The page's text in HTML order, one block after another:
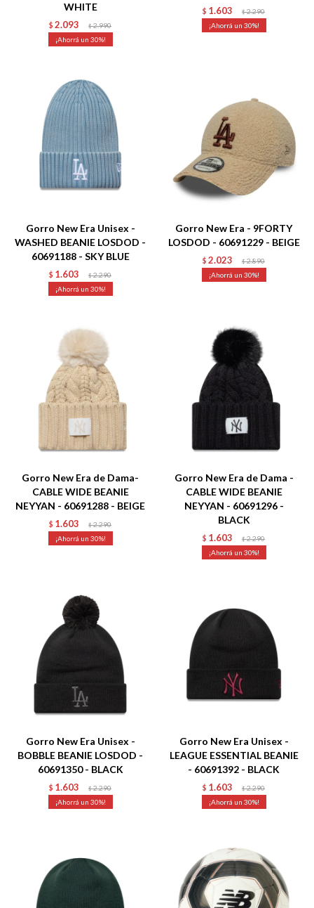
WHITE
$ 2.093 $ 2.990
30
$ 1.603 $ 2.290
30
Gorro New Era Unisex -
WASHED BEANIE LOSDOD -
60691188 - SKY BLUE
$ 1.603 $ 2.290
30
Gorro New Era - 9FORTY
LOSDOD - 60691229 - BEIGE
$ 2.023 $ 2.890
30
Talle
Gorro New Era de Dama-
CABLE WIDE BEANIE
NEYYAN - 60691288 - BEIGE
$ 1.603 $ 2.290
30
Talle
Gorro New Era de Dama -
CABLE WIDE BEANIE
NEYYAN - 60691296 -
BLACK
$ 1.603 $ 2.290
30
Talle
Gorro New Era Unisex -
BOBBLE BEANIE LOSDOD -
60691350 - BLACK
$ 1.603 $ 2.290
30
Talle
Gorro New Era Unisex -
LEAGUE ESSENTIAL BEANIE
- 60691392 - BLACK
$ 1.603 $ 2.290
30